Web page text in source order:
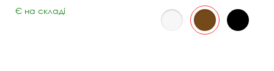
Є на складі